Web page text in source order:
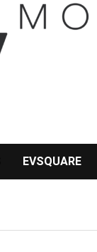
EVSQUARE